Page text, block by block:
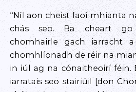
“Níl aon cheist faoi mhianta
chás seo. Ba cheart go
chomhairle gach iarracht
chomhlíonadh de réir na
in iúl ag na cónaitheoirí féin.
iarratais seo stairiúil [don